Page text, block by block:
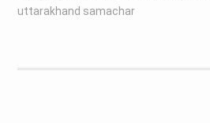
uttarakhand samachar